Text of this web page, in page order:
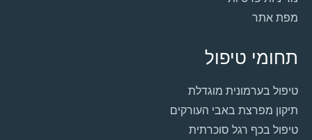
מפת אתר
תחומי טיפול
טיפול בערמונית מוגדלת
תיקון מפרצת באבי העורקים
טיפול בכף רגל סוכרתית